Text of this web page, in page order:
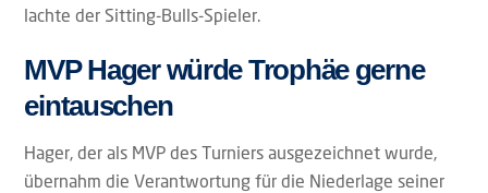
lachte der Sitting-Bulls-Spieler.
MVP Hager würde Trophäe gerne
eintauschen
Hager, der als MVP des Turniers ausgezeichnet wurde,
übernahm die Verantwortung für die Niederlage seiner